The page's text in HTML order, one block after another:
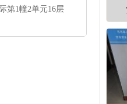
第1幢2单元16层